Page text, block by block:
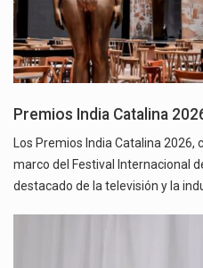
Premios India Catalina
Los Premios India Catalina
marco del Festival Internacional
destacado de la televisión y la